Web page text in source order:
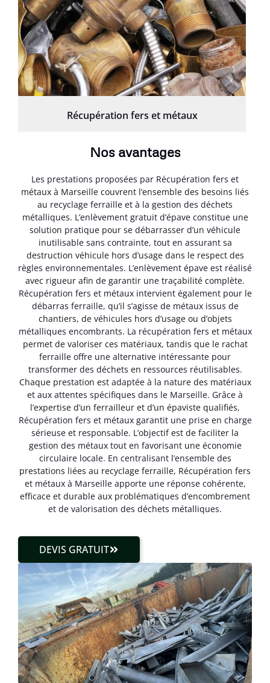
Récupération fers et métaux
Nos avantages
Les prestations proposées par Récupération fers et
métaux à Marseille couvrent l’ensemble des besoins liés
au recyclage ferraille et à la gestion des déchets
métalliques. L’enlèvement gratuit d’épave constitue une
solution pratique pour se débarrasser d’un véhicule
inutilisable sans contrainte, tout en assurant sa
destruction véhicule hors d’usage dans le respect des
règles environnementales. L’enlèvement épave est réalisé
avec rigueur afin de garantir une traçabilité complète.
Récupération fers et métaux intervient également pour le
débarras ferraille, qu’il s’agisse de métaux issus de
chantiers, de véhicules hors d’usage ou d’objets
métalliques encombrants. La récupération fers et métaux
permet de valoriser ces matériaux, tandis que le rachat
ferraille offre une alternative intéressante pour
transformer des déchets en ressources réutilisables.
Chaque prestation est adaptée à la nature des matériaux
et aux attentes spécifiques dans le Marseille. Grâce à
l’expertise d’un ferrailleur et d’un épaviste qualifiés,
Récupération fers et métaux garantit une prise en charge
sérieuse et responsable. L’objectif est de faciliter la
gestion des métaux tout en favorisant une économie
circulaire locale. En centralisant l’ensemble des
prestations liées au recyclage ferraille, Récupération fers
et métaux à Marseille apporte une réponse cohérente,
efficace et durable aux problématiques d’encombrement
et de valorisation des déchets métalliques.
DEVIS GRATUIT